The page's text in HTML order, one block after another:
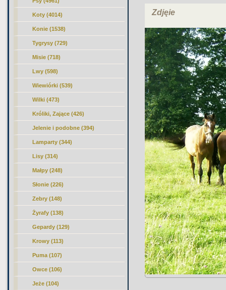
Koty (4014)
Konie (1538)
Tygrysy (729)
Misie (718)
Lwy (598)
Wiewiórki (539)
Wilki (473)
Króliki, Zające (426)
Jelenie i podobne (394)
Lamparty (344)
Lisy (314)
Małpy (248)
Słonie (226)
Zebry (148)
Żyrafy (138)
Gepardy (129)
Krowy (113)
Puma (107)
Owce (106)
Jeże (104)
Zdjęie